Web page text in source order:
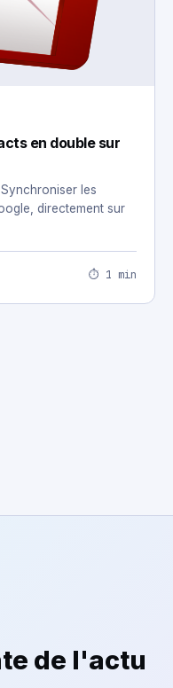
en double sur
les
directement sur
⏱ 1 min
de l'actu